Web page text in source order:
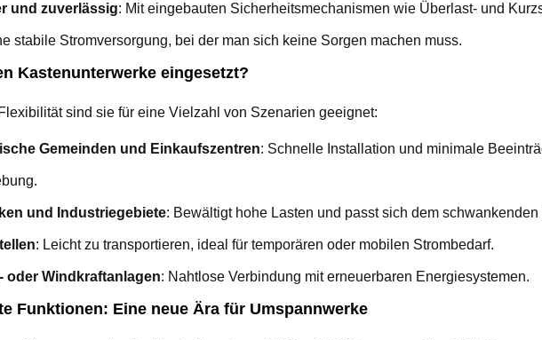
und zuverlässig: Mit eingebauten Sicherheitsmechanismen wie Überlast- und
stabile Stromversorgung, bei der man sich keine Sorgen machen muss.
Kastenunterwerke eingesetzt?
sind sie für eine Vielzahl von Szenarien geeignet:
Gemeinden und Einkaufszentren: Schnelle Installation und minimale
und Industriegebiete: Bewältigt hohe Lasten und passt sich dem
: Leicht zu transportieren, ideal für temporären oder mobilen Strombedarf.
oder Windkraftanlagen: Nahtlose Verbindung mit erneuerbaren Energiesystemen.
Funktionen: Eine neue Ära für Umspannwerke